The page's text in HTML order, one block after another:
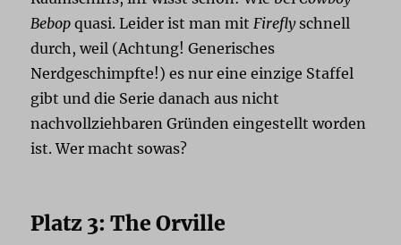
Bebop quasi. Leider ist man mitFireflyschnell
durch, weil (Achtung! Generisches
Nerdgeschimpfte!) es nur eine einzige Staffel
gibt und die Serie danach aus nicht
nachvollziehbaren Gründen eingestellt worden
ist. Wer macht sowas?
Platz 3: The Orville